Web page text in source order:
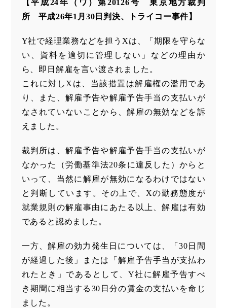
【平成24年（ワ）第20126号 東京地方裁判
所 平成26年1月30日判決、トライコー事件】
Y社で経理業務などを担うXは、「期限を守らな
い、資料を適切に管理しない」などの理由か
ら、即日解雇を言い渡されました。
これに対しXは、当該措置は解雇権の濫用であ
り、また、解雇予告や解雇予告手当の支払いが
なされていないことから、解雇の無効などを訴
えました。
裁判所は、解雇予告や解雇予告手当の支払いが
なかった（労働基準法20条に違反した）からと
いって、当然に解雇が無効になるわけではない
と判断しています。その上で、Xの勤務態度が
就業規則の解雇事由にあたる以上、解雇は有効
であると認めました。
一方、解雇の効力発生日については、「30日間
が経過した後」または「解雇予告手当が支払わ
れたとき」であるとして、Y社に解雇予告すべ
き期間に相当する30日分の賃金の支払いを命じ
ました。